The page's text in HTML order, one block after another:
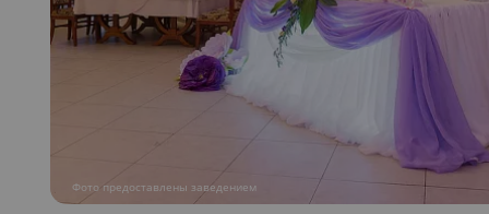
Фото предоставлены заведением